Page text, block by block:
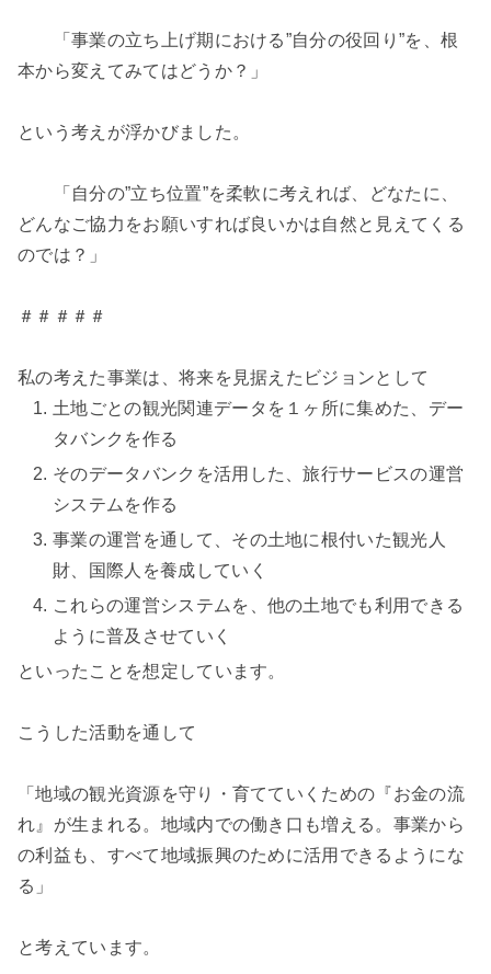
「事業の立ち上げ期における”自分の役回り”を、根
本から変えてみてはどうか？」
という考えが浮かびました。
「自分の”立ち位置”を柔軟に考えれば、どなたに、
どんなご協力をお願いすれば良いかは自然と見えてくる
のでは？」
＃＃＃＃＃
私の考えた事業は、将来を見据えたビジョンとして
土地ごとの観光関連データを１ヶ所に集めた、デー
タバンクを作る
そのデータバンクを活用した、旅行サービスの運営
システムを作る
事業の運営を通して、その土地に根付いた観光人
財、国際人を養成していく
これらの運営システムを、他の土地でも利用できる
ように普及させていく
といったことを想定しています。
こうした活動を通して
「地域の観光資源を守り・育てていくための『お金の流
れ』が生まれる。地域内での働き口も増える。事業から
の利益も、すべて地域振興のために活用できるようにな
る」
と考えています。